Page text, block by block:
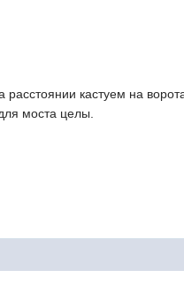
кастуем на
моста целы.